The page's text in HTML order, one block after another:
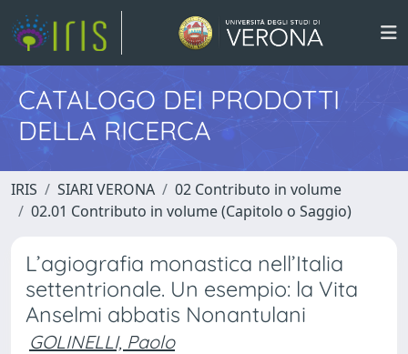
CATALOGO DEI PRODOTTI
DELLA RICERCA
IRIS SIARI VERONA
02 Contributo in volume
02.01 Contributo in volume (Capitolo o Saggio)
L’agiografia monastica nell’Italia
settentrionale. Un esempio: la Vita
Anselmi abbatis Nonantulani
GOLINELLI, Paolo